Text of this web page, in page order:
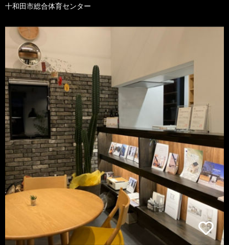
十和田市総合体育センター